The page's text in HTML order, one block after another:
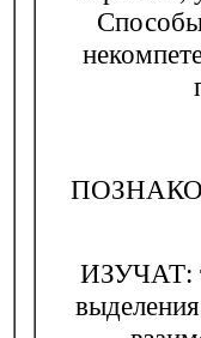
ИЗУЧАТ: